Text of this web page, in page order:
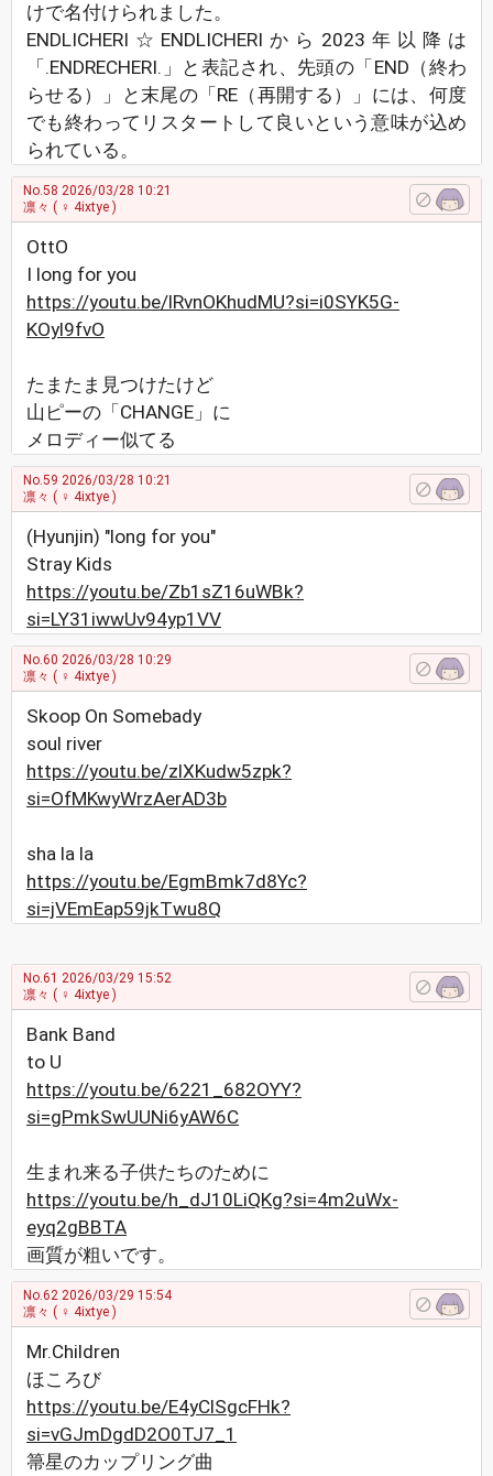
けで名付けられました。
ENDLICHERI☆ENDLICHERIから2023年以降は
「.ENDRECHERI.」と表記され、先頭の「END（終わ
らせる）」と末尾の「RE（再開する）」には、何度
でも終わってリスタートして良いという意味が込め
られている。
No.58 2026/03/28 10:21
凛々 ( ♀ 4ixtye )
OttO
I long for you
https://youtu.be/lRvnOKhudMU?si=i0SYK5G-
KOyl9fvO
たまたま見つけたけど
山ピーの「CHANGE」に
メロディー似てる
No.59 2026/03/28 10:21
凛々 ( ♀ 4ixtye )
(Hyunjin) "long for you"
Stray Kids
https://youtu.be/Zb1sZ16uWBk?
si=LY31iwwUv94yp1VV
No.60 2026/03/28 10:29
凛々 ( ♀ 4ixtye )
Skoop On Somebady
soul river
https://youtu.be/zlXKudw5zpk?
si=OfMKwyWrzAerAD3b
sha la la
https://youtu.be/EgmBmk7d8Yc?
si=jVEmEap59jkTwu8Q
No.61 2026/03/29 15:52
凛々 ( ♀ 4ixtye )
Bank Band
to U
https://youtu.be/6221_682OYY?
si=gPmkSwUUNi6yAW6C
生まれ来る子供たちのために
https://youtu.be/h_dJ10LiQKg?si=4m2uWx-
eyq2gBBTA
画質が粗いです。
No.62 2026/03/29 15:54
凛々 ( ♀ 4ixtye )
Mr.Children
ほころび
https://youtu.be/E4yClSgcFHk?
si=vGJmDgdD2O0TJ7_1
箒星のカップリング曲